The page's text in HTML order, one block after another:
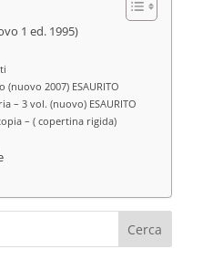
1 ed. 1995)
2007) ESAURITO
– 3 vol. (nuovo) ESAURITO
– ( copertina rigida)